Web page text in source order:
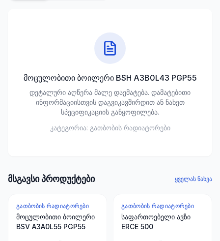
კლიმატური
ტექნიკა
107
პროდუქტი
ხელსაწყოები
30
სამაგრები
20
მოცულობითი ბოილერი BSH A3B0L43 PGP55
დეტალური აღწერა მალე დაემატება. დამატებითი
ინფორმაციისთვის დაგვიკავშირდით ან ნახეთ
სპეციფიკაციის განყოფილება.
კატეგორია: გათბობის რადიატორები
მსგავსი პროდუქტები ყველას ნახვა
ᲒᲐᲗᲑᲝᲑᲘᲡ ᲠᲐᲓᲘᲐᲢᲝᲠᲔᲑᲘ
მოცულობითი ბოილერი
BSV A3A0L55 PGP55
ᲒᲐᲗᲑᲝᲑᲘᲡ ᲠᲐᲓᲘᲐᲢᲝᲠᲔᲑᲘ
საფართოებელი ავზი
ERCE 500